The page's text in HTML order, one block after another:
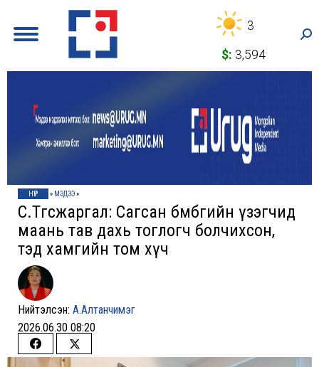
3
$: 3,594
НҮҮР » МЭДЭЭ»
С.Төгсжаргал: Сагсан бөмбөгийн үзэгчид
маань тав дахь тоглогч болчихсон,
тэд хамгийн том хүч
Нийтэлсэн: А.Алтанчимэг
2026.06.30 08:20
Share
Share